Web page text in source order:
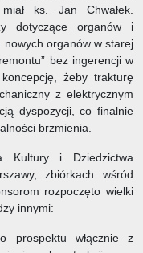
ks. Jan Chwałek.
dotyczące organów i
nowych organów w starej
bez ingerencji w
żeby trakturę
z elektrycznym
dyspozycji, co finalnie
brzmienia.
Kultury i Dziedzictwa
zbiórkach wśród
rozpoczęto wielki
innymi:
prospektu włącznie z